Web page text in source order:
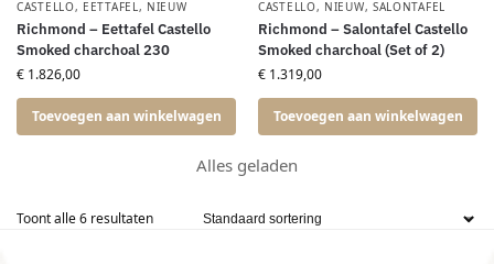
CASTELLO, EETTAFEL, NIEUW
Richmond – Eettafel Castello
Smoked charchoal 230
€ 1.826,00
Toevoegen aan winkelwagen
CASTELLO, NIEUW, SALONTAFEL
Richmond – Salontafel Castello
Smoked charchoal (Set of 2)
€ 1.319,00
Toevoegen aan winkelwagen
Alles geladen
Toont alle 6 resultaten